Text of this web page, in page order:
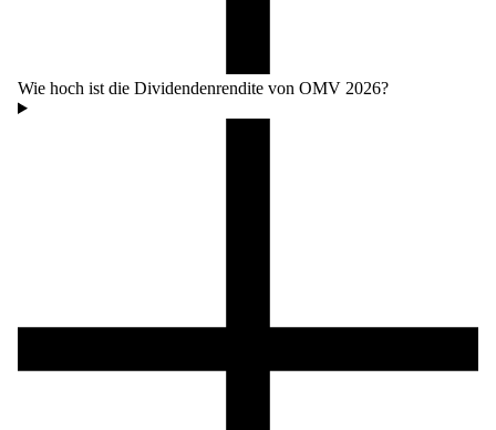
Wie hoch ist die Dividendenrendite von OMV 2026?